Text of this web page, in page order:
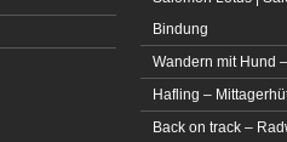
Bindung
Wandern mit Hund
Hafling –
Back on track –